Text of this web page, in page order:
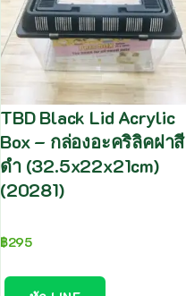
TBD Black Lid Acrylic
Box – กล่องอะคริลิคฝาสี
ดำ (32.5x22x21cm)
(20281)
฿295